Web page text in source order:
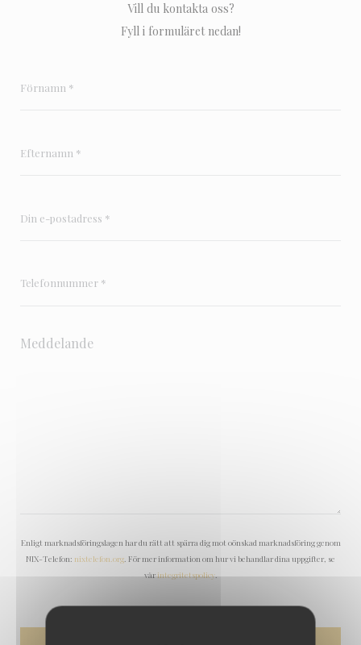
Vill du kontakta oss?
Fyll i formuläret nedan!
Enligt marknadsföringslagen har du rätt att spärra dig mot oönskad marknadsföring genom
NIX-Telefon: nixtelefon.org . För mer information om hur vi behandlar dina uppgifter, se
vårintegritetspolicy.